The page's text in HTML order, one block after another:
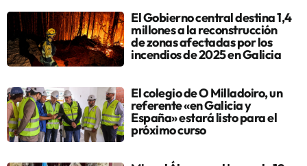
El Gobierno central destina 1,4
millones a la reconstrucción
de zonas afectadas por los
incendios de 2025 en Galicia
El colegio de O Milladoiro, un
referente «en Galicia y
España» estará listo para el
próximo curso